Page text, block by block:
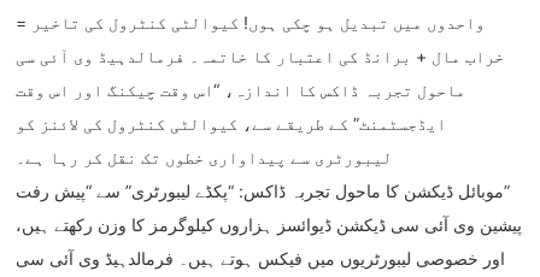
واحدوں میں تبدیل ہو چکی ہوں! کیوالٹی کنٹرول کی تاخیر =
خراب مال + برانڈ کی اعتبار کا خاتمہ۔ فرمالدہیڈ وی آئی سی
ماحول تجربہ ڈاکس کا اندازہ، “اس وقت چیکنگ اور اس وقت
ایڈجسٹمنٹ” کے طریقے سے، کیوالٹی کنٹرول کی لائنز کو
لیبورٹری سے پیداواری خطوں تک نقل کر رہا ہے۔
موبائل ڈیکشن کا ماحول تجربہ ڈاکس: “پکڈے لیبورٹری” سے “پیش رفت”
پیشین وی آئی سی ڈیکشن ڈیوائسز ہزاروں کیلوگرمز کا وزن رکھتے ہیں،
اور خصوصی لیبورٹریوں میں فیکس ہوتے ہیں۔ فرمالدہیڈ وی آئی سی